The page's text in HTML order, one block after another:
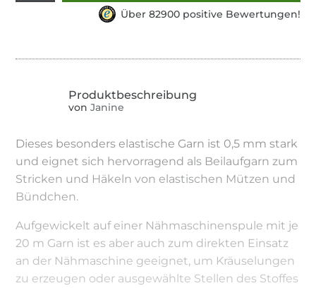
Über 82900 positive Bewertungen!
von Janine
Dieses besonders elastische Garn ist 0,5 mm stark
und eignet sich hervorragend als Beilaufgarn zum
Stricken und Häkeln von elastischen Mützen und
Bündchen.
Aufgewickelt auf einer Nähmaschinenspule mit je
20 m Garn ist es aber auch zum direkten Einsatz
an der Nähmaschine geeignet, um Kräuselungen
zu erzeugen oder ausgewählte Stellen des Stoffes